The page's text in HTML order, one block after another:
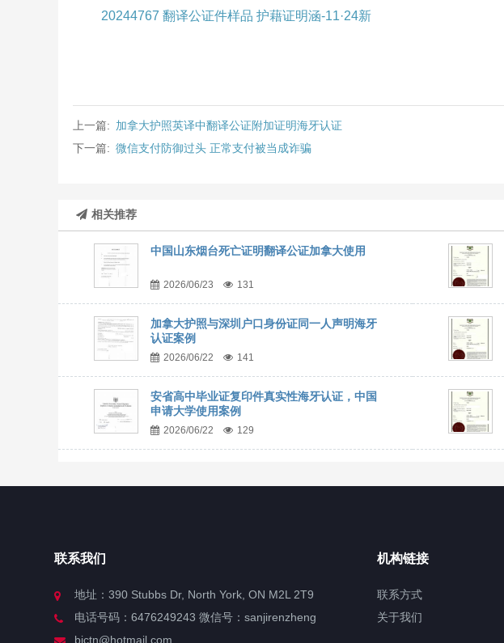
20244767 翻译公证件样品 护藉证明涵-11·24新
上一篇: 加拿大护照英译中翻译公证附加证明海牙认证
下一篇: 微信支付防御过头 正常支付被当成诈骗
相关推荐
中国山东烟台死亡证明翻译公证加拿大使用
2026/06/23 131
加拿大护照与深圳户口身份证同一人声明海牙
认证案例
2026/06/22 141
安省高中毕业证复印件真实性海牙认证，中国
申请大学使用案例
2026/06/22 129
联系我们
地址：390 Stubbs Dr, North York, ON M2L 2T9
电话号码：6476249243 微信号：sanjirenzheng
bjctn@hotmail.com
机构链接
联系方式
关于我们